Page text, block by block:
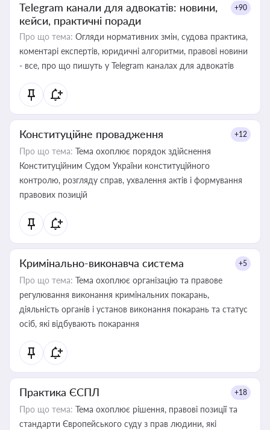
Telegram канали для адвокатів: новини,
кейси, практичні поради
+90
Про що тема: Огляди нормативних змін, судова практика,
коментарі експертів, юридичні алгоритми, правові новини
- все, про що пишуть у Telegram каналах для адвокатів
Конституційне провадження +12
Про що тема: Тема охоплює порядок здійснення
Конституційним Судом України конституційного
контролю, розгляду справ, ухвалення актів і формування
правових позицій
Кримінально-виконавча система +5
Про що тема: Тема охоплює організацію та правове
регулювання виконання кримінальних покарань,
діяльність органів і установ виконання покарань та статус
осіб, які відбувають покарання
Практика ЄСПЛ +18
Про що тема: Тема охоплює рішення, правові позиції та
стандарти Європейського суду з прав людини, які